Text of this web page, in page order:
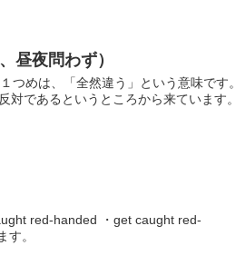
昼夜問わず）
つめは、「全然違う」という意味です。
であるというところから来ています。
red-handed ・get caught red-
す。